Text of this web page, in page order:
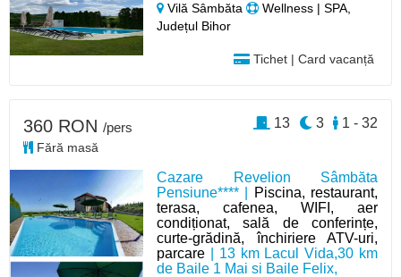
Vilă Sâmbăta
Wellness | SPA,
Județul Bihor
Tichet | Card vacanță
Cazare Revelion Sâmbăta
Pensiune**** |
Piscina, restaurant,
terasa, cafenea, WIFI, aer
condiționat, sală de conferințe,
curte-grădină, închiriere ATV-uri,
parcare | 13 km Lacul Vida,30 km
de Baile 1 Mai si Baile Felix,
360 RON /pers
Fără masă
1 - 32
3
13